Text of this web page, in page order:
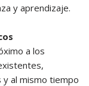
y aprendizaje.
a los
al mismo tiempo